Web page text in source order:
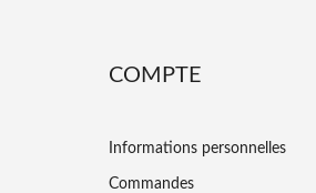
COMPTE
Informations personnelles
Commandes